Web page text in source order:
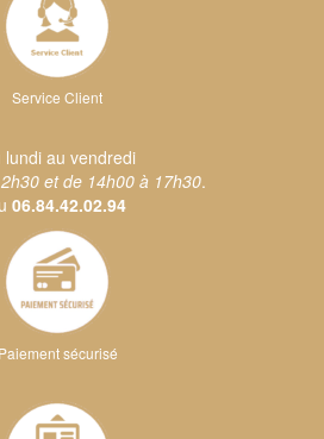
Service Client
lundi au vendredi
et de 14h00 à 17h30.
06.84.42.02.94
Paiement sécurisé